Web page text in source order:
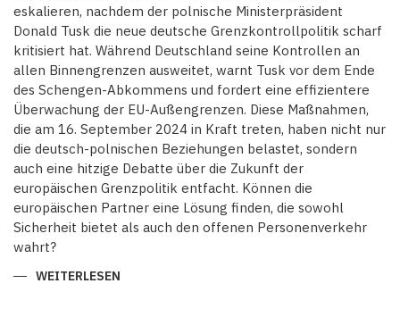
eskalieren, nachdem der polnische Ministerpräsident
Donald Tusk die neue deutsche Grenzkontrollpolitik scharf
kritisiert hat. Während Deutschland seine Kontrollen an
allen Binnengrenzen ausweitet, warnt Tusk vor dem Ende
des Schengen-Abkommens und fordert eine effizientere
Überwachung der EU-Außengrenzen. Diese Maßnahmen,
die am 16. September 2024 in Kraft treten, haben nicht nur
die deutsch-polnischen Beziehungen belastet, sondern
auch eine hitzige Debatte über die Zukunft der
europäischen Grenzpolitik entfacht. Können die
europäischen Partner eine Lösung finden, die sowohl
Sicherheit bietet als auch den offenen Personenverkehr
wahrt?
WEITERLESEN